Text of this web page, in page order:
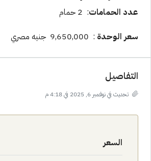
عدد الحمامات: 2 حمام
سعر الوحدة : 9,650,000 جنيه مصري
التفاصيل
تحديث في نوفمبر 6, 2025 في 4:18 م
السعر